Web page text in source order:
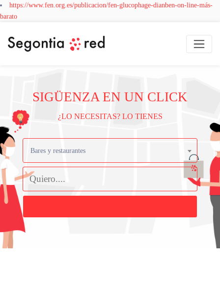
https://www.fen.org.es/publicacion/fen-glucophage-dianben-on-line-más-
barato
SIGÜENZA EN UN CLICK
¿LO NECESITAS? LO TIENES
Bares y restaurantes